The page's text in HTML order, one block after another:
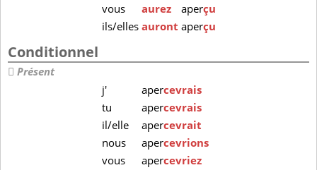
vous
aurez aperçu
ils/elles auront aperçu
Conditionnel
Présent
j'
apercevrais
tu
apercevrais
il/elle
apercevrait
nous
apercevrions
vous
apercevriez